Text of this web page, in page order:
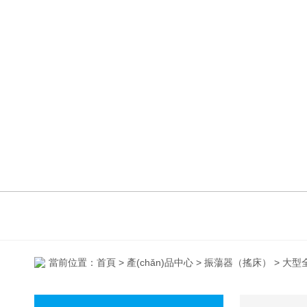
當前位置： 首頁 > 產(chǎn)品中心 > 振蕩器（搖床） > 大型